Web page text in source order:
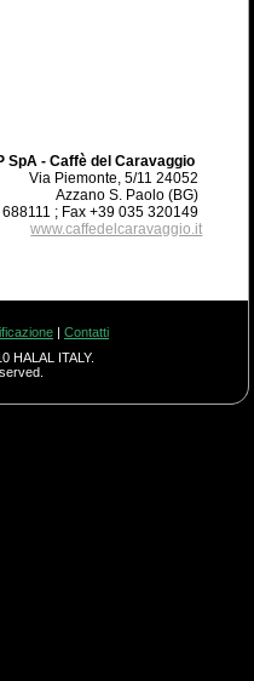
SpA - Caffè del Caravaggio
Via Piemonte, 5/11 24052
Azzano S. Paolo (BG)
; Fax +39 035 320149
www.caffedelcaravaggio.it
Contatti
HALAL ITALY.